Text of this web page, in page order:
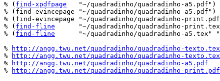
% ( find-xpdfpage
   "~/quadradinho/quadradinho-a5.pdf")
% (find-evincepage "~/quadradinho/quadradinho-a5.pdf")
% (find-evincepage "~/quadradinho/quadradinho-
% ( find-fline
"~/quadradinho/quadradinho-
% ( find-fline
"~/quadradinho/quadradinho-a5.tex"
%
http://angg.twu.net/quadradinho/quadradinho-texto.tex
%
http://angg.twu.net/quadradinho/quadradinho-
%
http://angg.twu.net/quadradinho/quadradinho-a5.pdf
%
http://angg.twu.net/quadradinho/quadradinho-print.pdf